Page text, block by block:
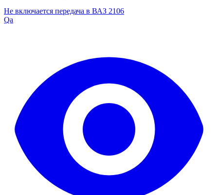
Не включается передача в ВАЗ 2106
Qa